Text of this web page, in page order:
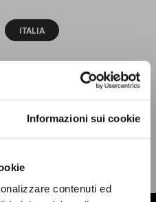
Informazioni sui cookie
contenuti ed
ITALIA